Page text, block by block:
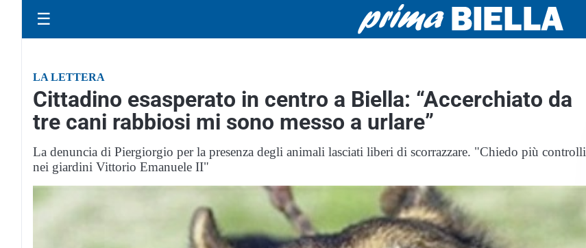
☰
LA LETTERA
Cittadino esasperato in centro a Biella: “Accerchiato da
tre cani rabbiosi mi sono messo a urlare”
La denuncia di Piergiorgio per la presenza degli animali lasciati liberi di scorrazzare. "Chiedo più controlli
nei giardini Vittorio Emanuele II"